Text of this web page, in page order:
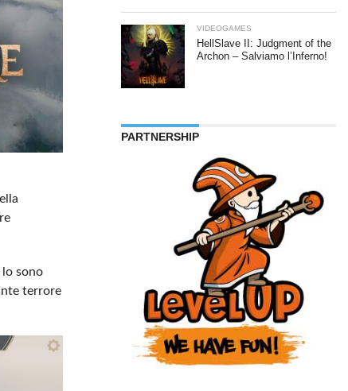
sono
terrore
VIDEOGAMES
HellSlave II: Judgment of the
Archon – Salviamo l’Inferno!
PARTNERSHIP